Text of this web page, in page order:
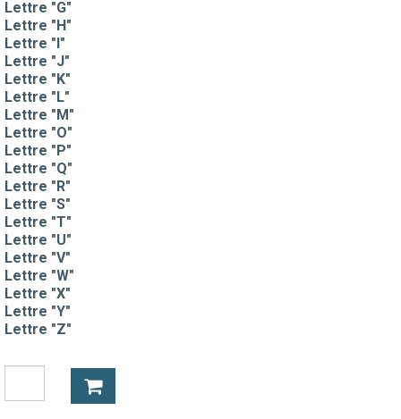
Lettre "G"
Lettre "H"
Lettre "I"
Lettre "J"
Lettre "K"
Lettre "L"
Lettre "M"
Lettre "O"
Lettre "P"
Lettre "Q"
Lettre "R"
Lettre "S"
Lettre "T"
Lettre "U"
Lettre "V"
Lettre "W"
Lettre "X"
Lettre "Y"
Lettre "Z"